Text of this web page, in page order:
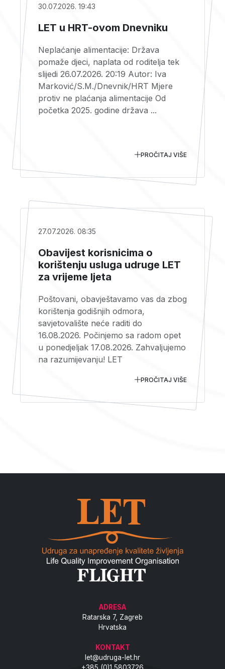
30.07.2026. 19:43
LET u HRT-ovom Dnevniku
Neplaćanje alimentacije: Država
pomaže djeci, naplata od roditelja tek
slijedi 26.07.2026. 20:19 Autor: Iva
Marković/S.M./Dnevnik/HRT Mjere
protiv ne plaćanja alimentacije Od
početka 2025. godine država ...
PROČITAJ VIŠE
27.07.2026. 08:35
Obavijest korisnicima o
korištenju usluga udruge LET
za vrijeme ljeta
Poštovani, obavještavamo vas da zbog
korištenja godišnjih odmora,
savjetovalište neće raditi do
16.08.2026. Počinjemo sa radom opet
u ponedjeljak 17.08.2026. Zahvaljujemo
na razumijevanju! LET
PROČITAJ VIŠE
ADRESA
Ratarska 7, Zagreb
Hrvatska
KONTAKT
let@udruga-let.hr
+385 (0)1 5803726